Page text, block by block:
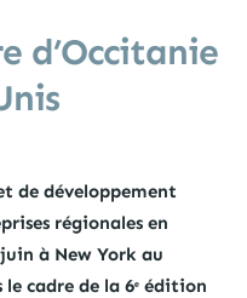
d’Occitanie
de développement
régionales en
à New York au
le cadre de la 6ᵉ édition